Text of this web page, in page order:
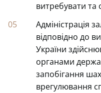
витребувати та
Адміністрація
відповідно до
України
органами
запобігання
врегулювання